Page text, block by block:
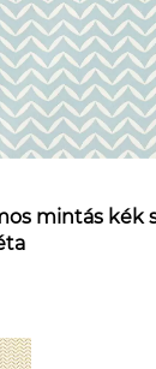
mintás kék